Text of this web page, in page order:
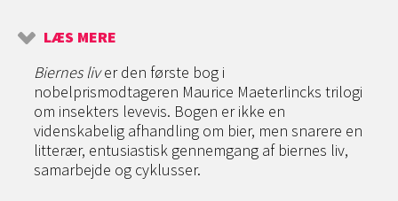
LÆS MERE
Biernes liver den første bog i
nobelprismodtageren Maurice Maeterlincks trilogi
om insekters leve­vis. Bogen er ikke en
videnskabelig afhandling om bier, men snarere en
litterær, entusiastisk gennem­gang af biernes liv,
samarbejde og cyklusser.